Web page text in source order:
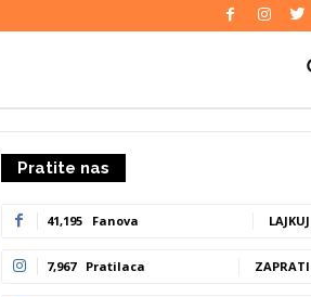
Pratite nas
41,195 Fanova LAJKUJ
7,967 Pratilaca ZAPRATI